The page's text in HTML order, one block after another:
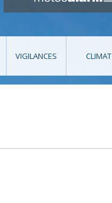
VIGILANCES CLIMAT